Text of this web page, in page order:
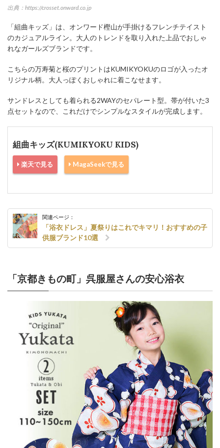
出典：https://crosset.onward.co.jp
「組曲キッズ」は、オンワード樫山が手掛けるフレンチテイスト
のカジュアルライン。大人のトレンドを取り入れた上品でおしゃ
れなガールズブランドです。
こちらの万寿菊と桜のプリントはKUMIKYOKUのロゴが入ったオ
リジナル柄。大人っぽくおしゃれに着こなせます。
サンドレスとしても着られる2WAYのセパレート型。帯が付いた3
点セットなので、これだけでシンプルなスタイルが完成します。
組曲キッズ(KUMIKYOKU KIDS)
楽天で見る MagaSeekで見る
関連ページ：
「浴衣ドレス」夏祭りはこれでキマリ！おすすめの子
供服ブランド10選
「京都きもの町」呉服屋さんの安心浴衣